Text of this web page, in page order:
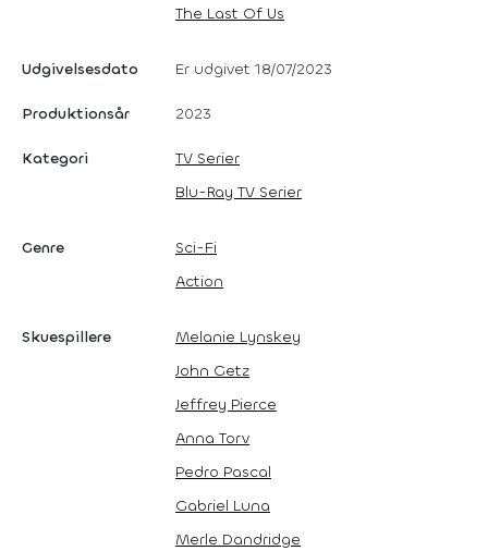
The Last Of Us
Udgivelsesdato Er udgivet 18/07/2023
Produktionsår 2023
Kategori
TV Serier
Blu-Ray TV Serier
Genre
Sci-Fi
Action
Skuespillere
Melanie Lynskey
John Getz
Jeffrey Pierce
Anna Torv
Pedro Pascal
Gabriel Luna
Merle Dandridge